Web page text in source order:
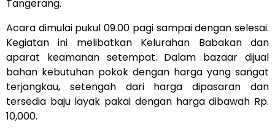
Tangerang.
Acara dimulai pukul 09.00 pagi sampai dengan selesai.
Kegiatan ini melibatkan Kelurahan Babakan dan
aparat keamanan setempat. Dalam bazaar dijual
bahan kebutuhan pokok dengan harga yang sangat
terjangkau, setengah dari harga dipasaran dan
tersedia baju layak pakai dengan harga dibawah Rp.
10,000.